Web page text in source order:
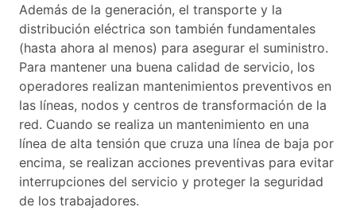
Además de la generación, el transporte y la
distribución eléctrica son también fundamentales
(hasta ahora al menos) para asegurar el suministro.
Para mantener una buena calidad de servicio, los
operadores realizan mantenimientos preventivos en
las líneas, nodos y centros de transformación de la
red. Cuando se realiza un mantenimiento en una
línea de alta tensión que cruza una línea de baja por
encima, se realizan acciones preventivas para evitar
interrupciones del servicio y proteger la seguridad
de los trabajadores.